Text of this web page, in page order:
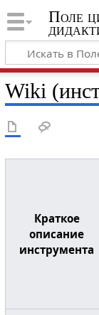
Поле
Wiki
Краткое
описание
инструмента